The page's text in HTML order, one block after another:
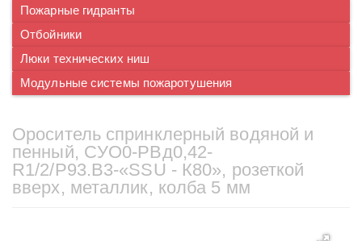
Пожарные гидранты
Отбойники
Люки технических ниш
Модульные системы пожаротушения
Ороситель спринклерный водяной и
пенный, CУO0-PВд0,42-
R1/2/P93.B3-«SSU - К80», розеткой
вверх, металлик, колба 5 мм